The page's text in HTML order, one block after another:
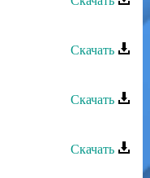
Скачать
Скачать
Скачать